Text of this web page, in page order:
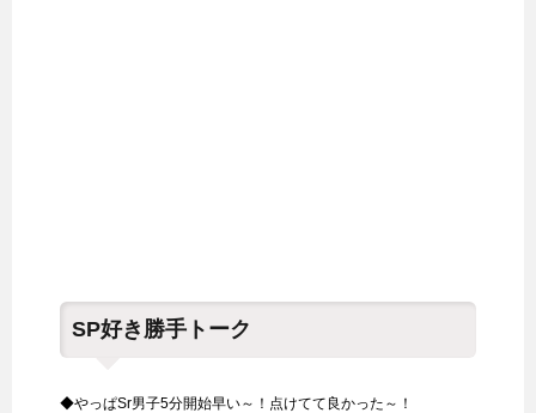
SP好き勝手トーク
◆やっぱSr男子5分開始早い～！点けてて良かった～！